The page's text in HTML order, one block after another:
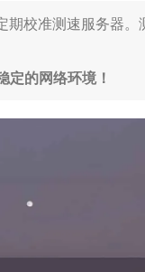
期校准测速服务器
的网络环境！